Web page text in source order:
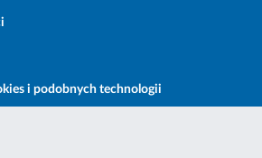
i podobnych technologii